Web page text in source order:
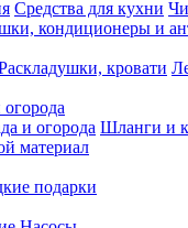
Средства для кухни
кондиционеры и
кровати
и огорода Шланги и
материал
подарки